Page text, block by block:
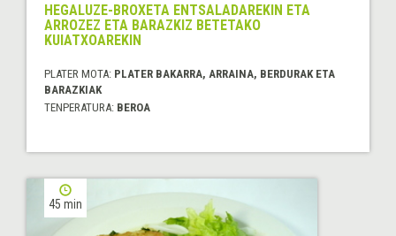
HEGALUZE-BROXETA ENTSALADAREKIN ETA
ARROZEZ ETA BARAZKIZ BETETAKO
KUIATXOAREKIN
PLATER MOTA: PLATER BAKARRA, ARRAINA, BERDURAK ETA
BARAZKIAK
TENPERATURA: BEROA
45 min